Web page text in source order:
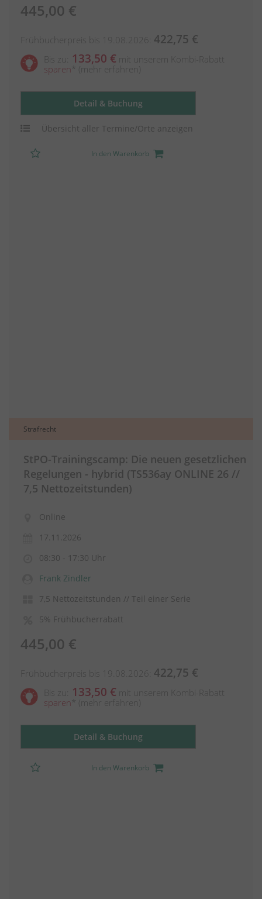
445,00 €
Frühbucherpreis bis 19.08.2026: 422,75 €
Bis zu: 133,50 € mit unserem Kombi-Rabatt
sparen
(mehr erfahren)
Detail & Buchung
Übersicht aller Termine/Orte anzeigen
In den Warenkorb
Strafrecht
StPO-Trainingscamp: Die neuen gesetzlichen
Regelungen - hybrid (TS536ay ONLINE 26 //
7,5 Nettozeitstunden)
Online
17.11.2026
08:30 - 17:30 Uhr
Frank Zindler
7,5 Nettozeitstunden // Teil einer Serie
5% Frühbucherrabatt
445,00 €
Frühbucherpreis bis 19.08.2026: 422,75 €
Bis zu: 133,50 € mit unserem Kombi-Rabatt
sparen
(mehr erfahren)
Detail & Buchung
In den Warenkorb